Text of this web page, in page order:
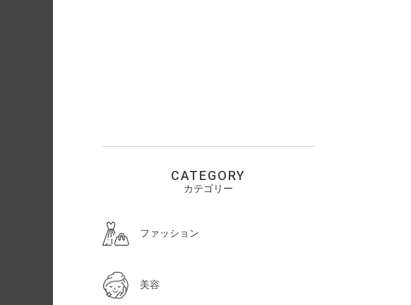
CATEGORY
カテゴリー
ファッション
美容